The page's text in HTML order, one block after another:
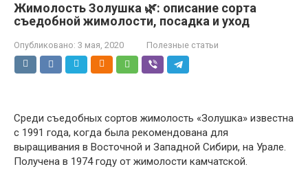
Жимолость Золушка 🌿: описание сорта
съедобной жимолости, посадка и уход
Опубликовано: 3 мая, 2020 Полезные статьи
Среди съедобных сортов жимолость «Золушка» известна
с 1991 года, когда была рекомендована для
выращивания в Восточной и Западной Сибири, на Урале.
Получена в 1974 году от жимолости камчатской.